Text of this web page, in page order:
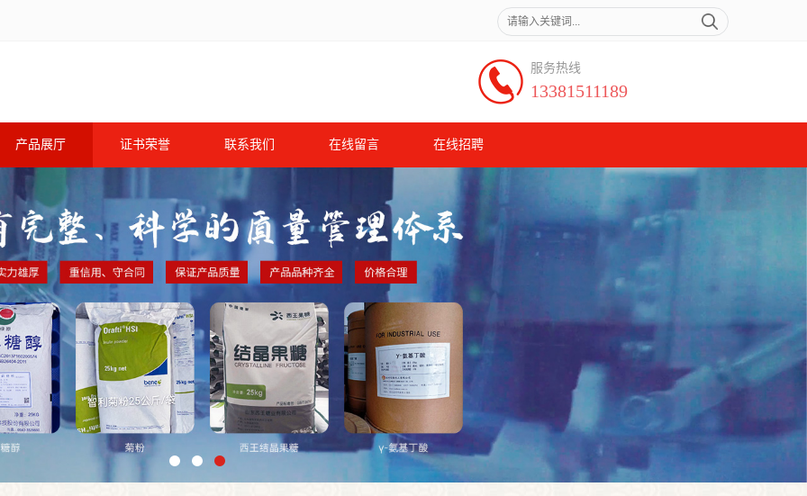
服务热线
13381511189
产品展厅 证书荣誉 联系我们 在线留言 在线招聘